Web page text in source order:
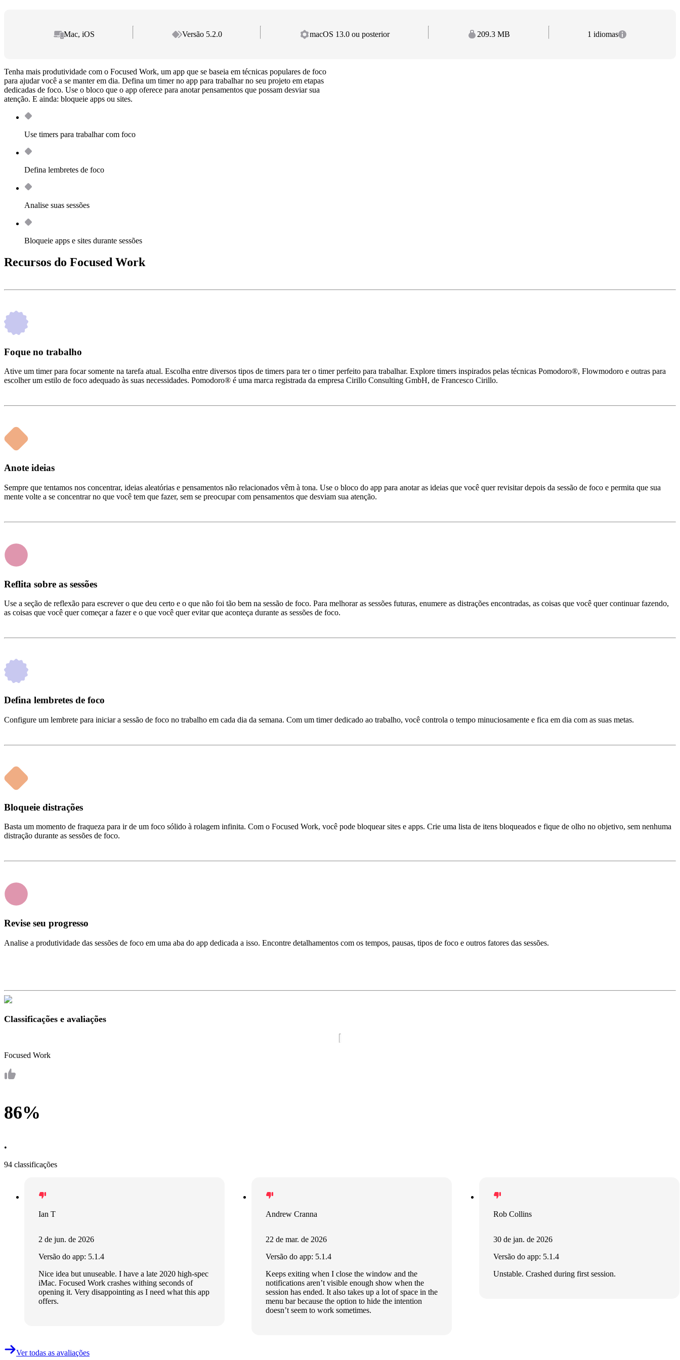
Mac, iOS Versão 5.2.0 macOS 13.0 ou posterior 209.3 MB 1 idiomas
Tenha mais produtividade com o Focused Work, um app que se baseia em técnicas populares de foco
para ajudar você a se manter em dia. Defina um timer no app para trabalhar no seu projeto em etapas
dedicadas de foco. Use o bloco que o app oferece para anotar pensamentos que possam desviar sua
atenção. E ainda: bloqueie apps ou sites.
Use timers para trabalhar com foco
Defina lembretes de foco
Analise suas sessões
Bloqueie apps e sites durante sessões
Recursos do Focused Work
Foque no trabalho
Ative um timer para focar somente na tarefa atual. Escolha entre diversos tipos de timers para ter o timer perfeito para trabalhar. Explore timers inspirados pelas técnicas Pomodoro®, Flowmodoro e outras para
escolher um estilo de foco adequado às suas necessidades. Pomodoro® é uma marca registrada da empresa Cirillo Consulting GmbH, de Francesco Cirillo.
Anote ideias
Sempre que tentamos nos concentrar, ideias aleatórias e pensamentos não relacionados vêm à tona. Use o bloco do app para anotar as ideias que você quer revisitar depois da sessão de foco e permita que sua
mente volte a se concentrar no que você tem que fazer, sem se preocupar com pensamentos que desviam sua atenção.
Reflita sobre as sessões
Use a seção de reflexão para escrever o que deu certo e o que não foi tão bem na sessão de foco. Para melhorar as sessões futuras, enumere as distrações encontradas, as coisas que você quer continuar fazendo,
as coisas que você quer começar a fazer e o que você quer evitar que aconteça durante as sessões de foco.
Defina lembretes de foco
Configure um lembrete para iniciar a sessão de foco no trabalho em cada dia da semana. Com um timer dedicado ao trabalho, você controla o tempo minuciosamente e fica em dia com as suas metas.
Bloqueie distrações
Basta um momento de fraqueza para ir de um foco sólido à rolagem infinita. Com o Focused Work, você pode bloquear sites e apps. Crie uma lista de itens bloqueados e fique de olho no objetivo, sem nenhuma
distração durante as sessões de foco.
Revise seu progresso
Analise a produtividade das sessões de foco em uma aba do app dedicada a isso. Encontre detalhamentos com os tempos, pausas, tipos de foco e outros fatores das sessões.
Classificações e avaliações
Focused Work
86%
•
94 classificações
Ian T
2 de jun. de 2026
Versão do app: 5.1.4
Nice idea but unuseable. I have a late 2020 high-spec
iMac. Focused Work crashes withing seconds of
opening it. Very disappointing as I need what this app
offers.
Andrew Cranna
22 de mar. de 2026
Versão do app: 5.1.4
Keeps exiting when I close the window and the
notifications aren’t visible enough show when the
session has ended. It also takes up a lot of space in the
menu bar because the option to hide the intention
doesn’t seem to work sometimes.
Rob Collins
30 de jan. de 2026
Versão do app: 5.1.4
Unstable. Crashed during first session.
Ver todas as avaliações